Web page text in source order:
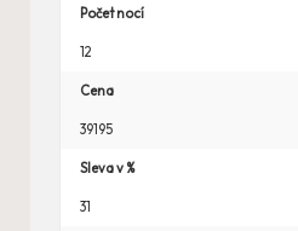
Počet nocí
12
Cena
39195
Sleva v %
31